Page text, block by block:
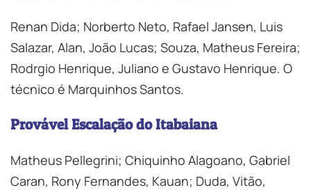
Renan Dida; Norberto Neto, Rafael Jansen, Luis
Salazar, Alan, João Lucas; Souza, Matheus Fereira;
Rodrgio Henrique, Juliano e Gustavo Henrique. O
técnico é Marquinhos Santos.
Provável Escalação do Itabaiana
Matheus Pellegrini; Chiquinho Alagoano, Gabriel
Caran, Rony Fernandes, Kauan; Duda, Vitão,